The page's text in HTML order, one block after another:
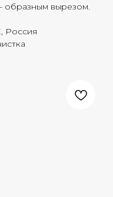
образным вырезом.
Россия